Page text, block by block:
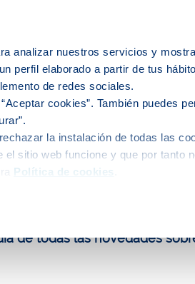
analizar nuestros servicios y
perfil elaborado a partir de tus
de redes sociales.
cookies”. También puedes
la instalación de todas las
sitio web funcione y que por tanto
Política de cookies
El agua en tu ciudad
Blog Sanejament sostenible, la clau
de todas las novedades